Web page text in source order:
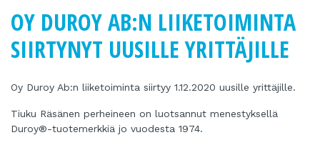
OY DUROY AB:N LIIKETOIMINTA
SIIRTYNYT UUSILLE YRITTÄJILLE
Oy Duroy Ab:n liiketoiminta siirtyy 1.12.2020 uusille yrittäjille.
Tiuku Räsänen perheineen on luotsannut menestyksellä
Duroy®-tuotemerkkiä jo vuodesta 1974.